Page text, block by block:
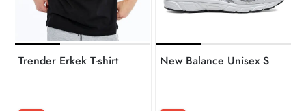
Trender Erkek T-shirt New Balance Unisex Sneaker